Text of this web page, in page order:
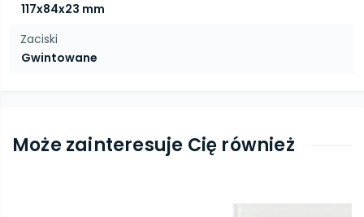
117x84x23 mm
Zaciski
Gwintowane
Może zainteresuje Cię również